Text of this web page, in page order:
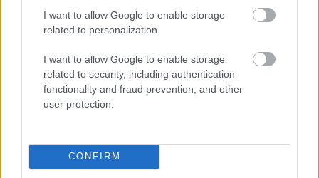
I want to allow Google to enable storage
related to personalization.
I want to allow Google to enable storage
related to security, including authentication
functionality and fraud prevention, and other
user protection.
CONFIRM
05 Ιουν 2026
Πώς αφαιρείται η ισχυρή κόλλα στιγμής από δέρμα